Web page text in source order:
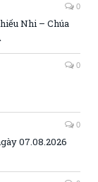
0
Nhi – Chúa
0
0
07.08.2026